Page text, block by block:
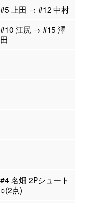
#5 上田 → #12 中村
#10 江尻 → #15 澤
田
#4 名畑 2Pシュート
○(2点)